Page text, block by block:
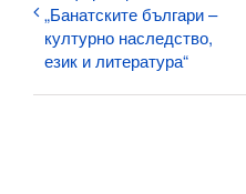
„Банатските българи –
културно наследство,
език и литература“